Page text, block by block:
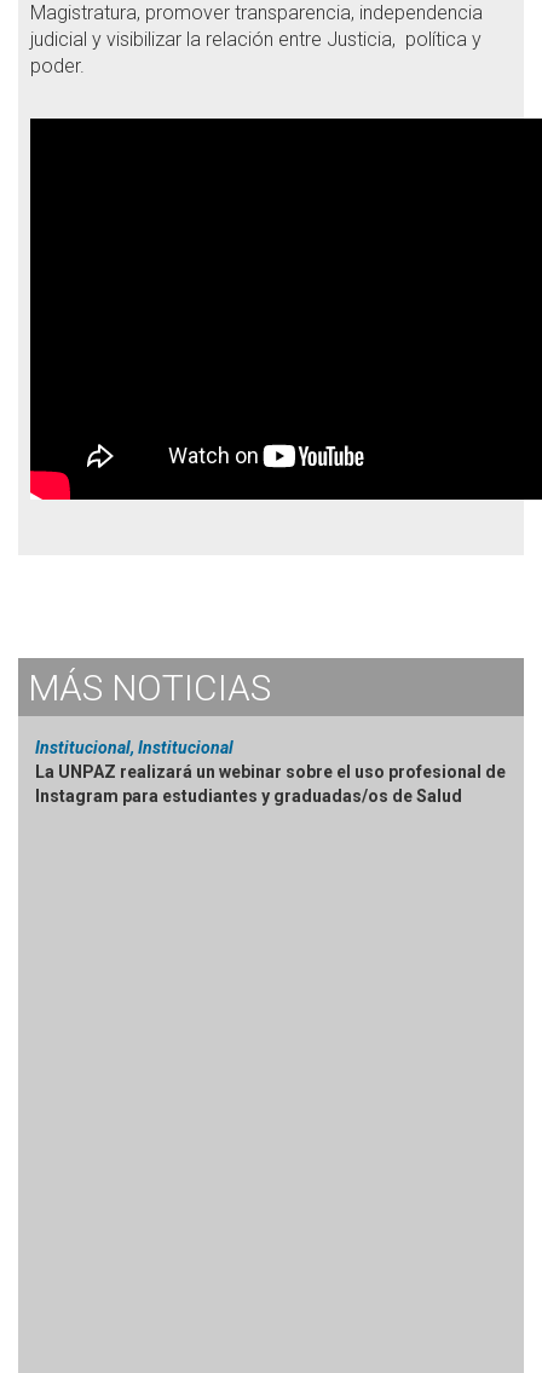
Magistratura, promover transparencia, independencia
judicial y visibilizar la relación entre Justicia, política y
poder.
MÁS NOTICIAS
Institucional, Institucional
La UNPAZ realizará un webinar sobre el uso profesional de
Instagram para estudiantes y graduadas/os de Salud